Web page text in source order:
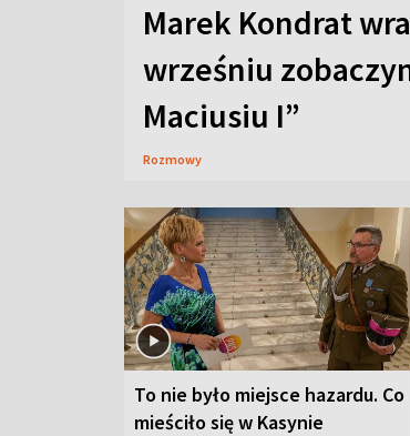
Marek Kondrat
wrześniu
Maciusiu I”
Rozmowy
To nie było miejsce hazardu. Co
mieściło się w Kasynie